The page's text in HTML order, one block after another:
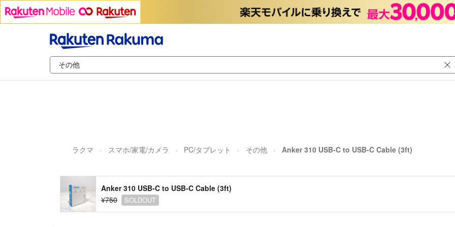
ラクマ スマホ/家電/カメラ PC/タブレット その他 Anker 310 USB-C to USB-C Cable (3ft)
Anker 310 USB-C to USB-C Cable (3ft)
¥750
SOLDOUT